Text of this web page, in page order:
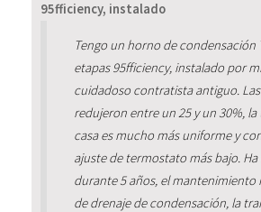
95fficiency, instalado
Tengo un horno de condensación
etapas 95fficiency, instalado por
cuidadoso contratista antiguo.
redujeron entre un 25 y un 30%,
casa es mucho más uniforme y
ajuste de termostato más bajo.
durante 5 años, el mantenimiento
de drenaje de condensación, la